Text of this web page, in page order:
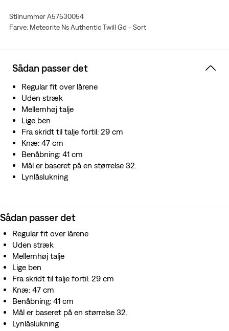
karakter, som bliver endnu bedre med tiden.
Stilnummer A57530054
Farve: Meteorite Ns Authentic Twill Gd - Sort
Sådan passer det
Regular fit over lårene
Uden stræk
Mellemhøj talje
Lige ben
Fra skridt til talje fortil: 29 cm
Knæ: 47 cm
Benåbning: 41 cm
Mål er baseret på en størrelse 32.
Lynlåslukning
Sådan passer det
Regular fit over lårene
Uden stræk
Mellemhøj talje
Lige ben
Fra skridt til talje fortil: 29 cm
Knæ: 47 cm
Benåbning: 41 cm
Mål er baseret på en størrelse 32.
Lynlåslukning